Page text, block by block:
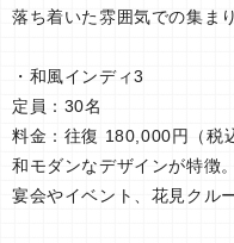
落ち着いた雰囲気での集ま
・和風インディ3
定員：30名
料金：往復 180,000円（税
和モダンなデザインが特徴。
宴会やイベント、花見クル